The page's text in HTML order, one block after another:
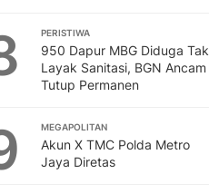
PERISTIWA
950 Dapur MBG Diduga Tak
Layak Sanitasi, BGN Ancam
Tutup Permanen
MEGAPOLITAN
Akun X TMC Polda Metro
Jaya Diretas